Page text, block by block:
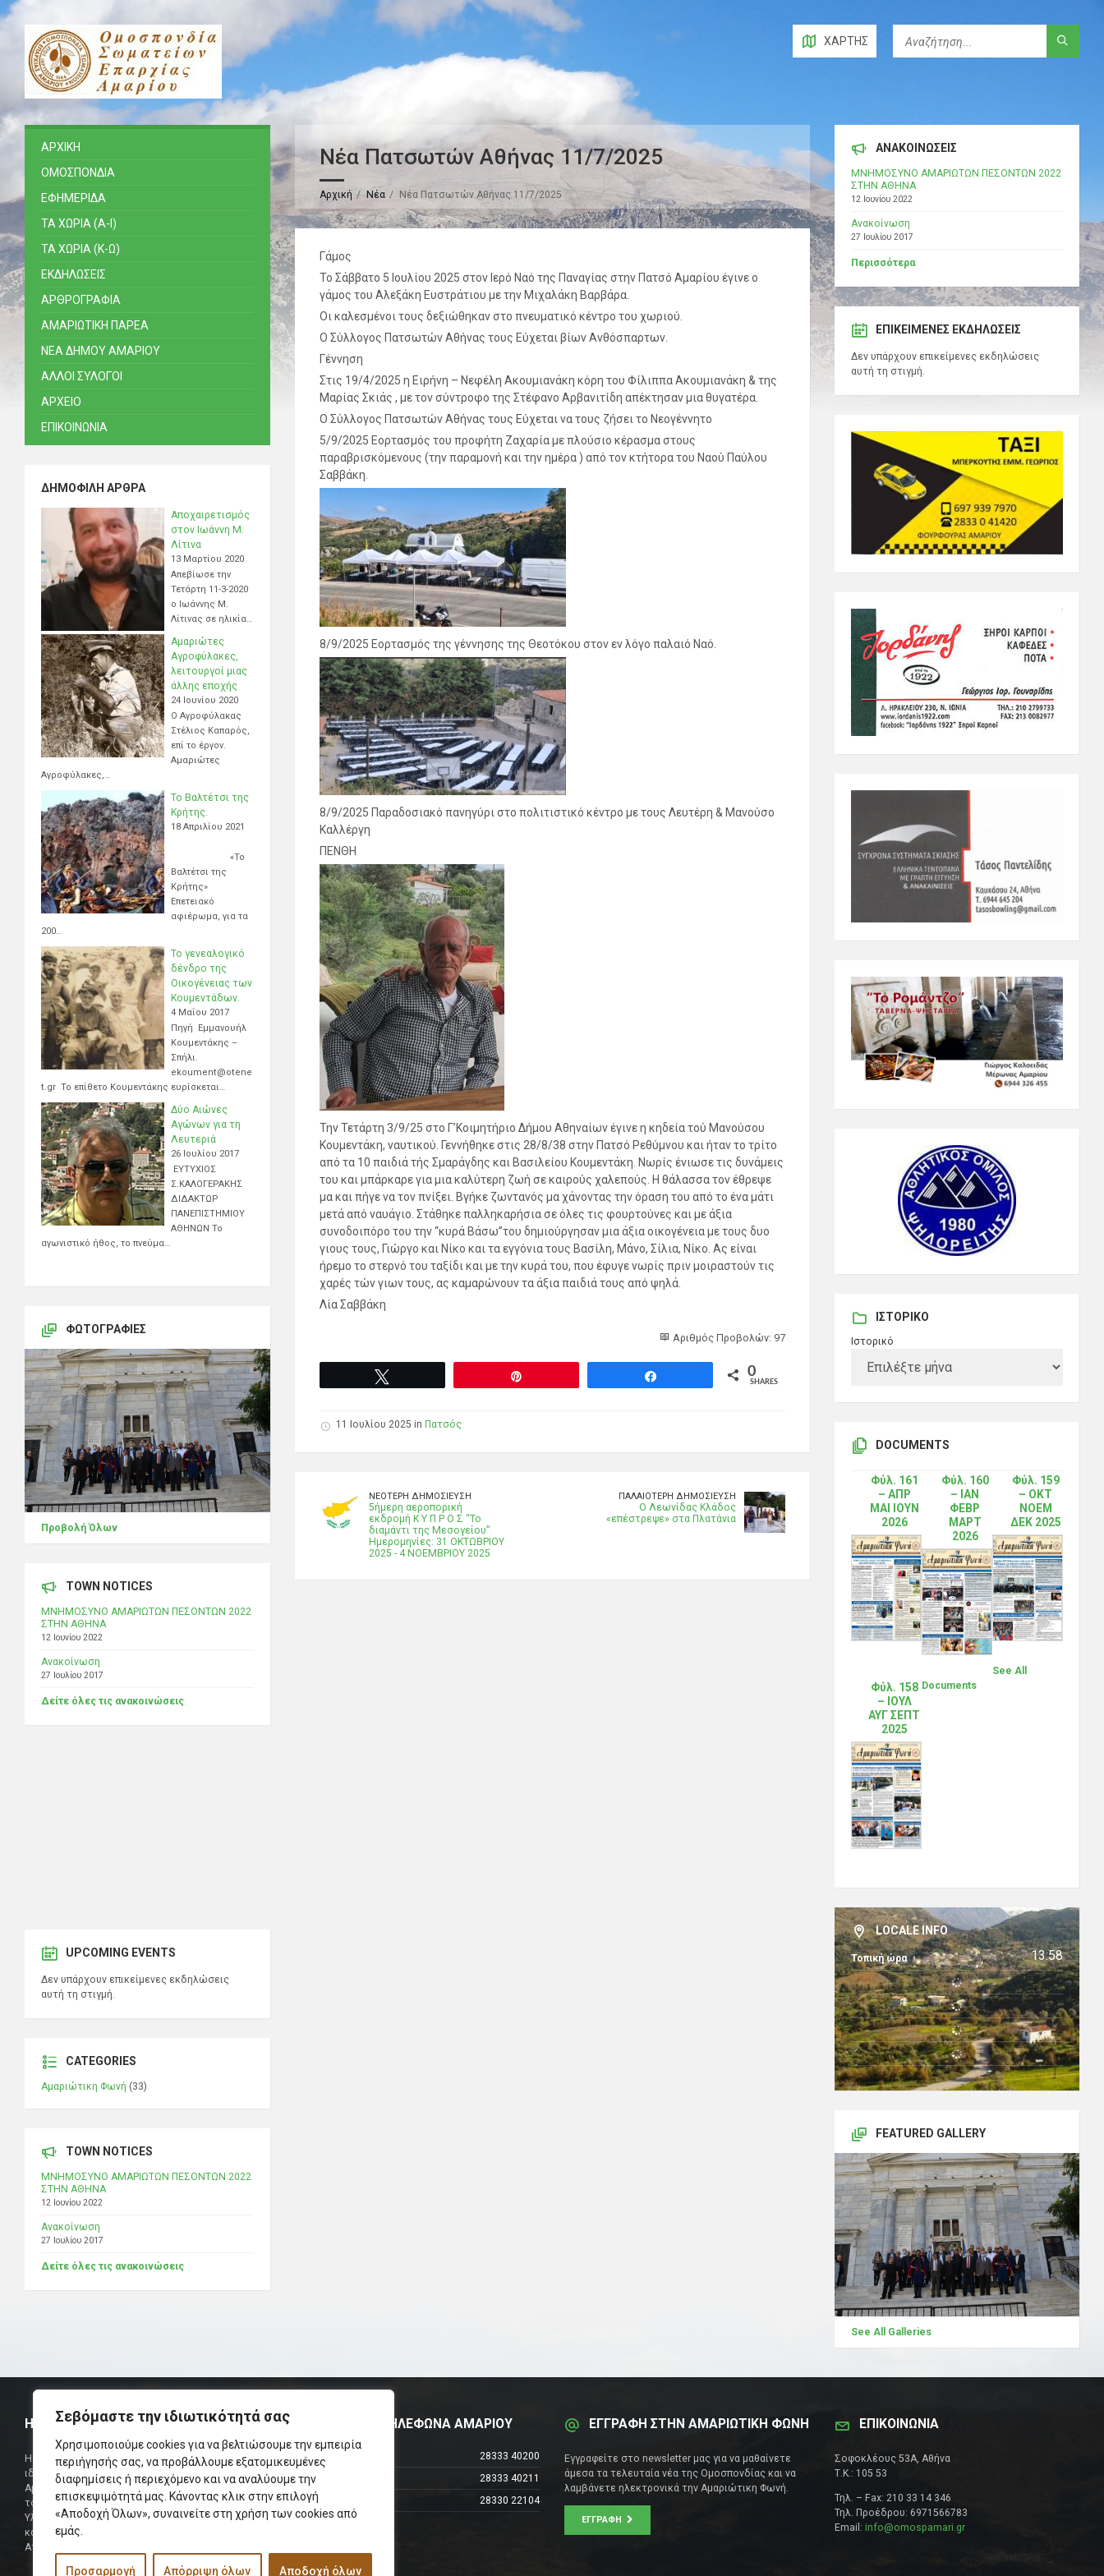
Σεβόμαστε την ιδιωτικότητά σας
Χρησιμοποιούμε cookies για να βελτιώσουμε την εμπειρία
περιήγησής σας, να προβάλλουμε εξατομικευμένες
διαφημίσεις ή περιεχόμενο και να αναλύουμε την
επισκεψιμότητά μας. Κάνοντας κλικ στην επιλογή
«Αποδοχή Όλων», συναινείτε στη χρήση των cookies από
εμάς.
Προσαρμογή Απόρριψη όλων Αποδοχή όλων
ΧΆΡΤΗΣ
Νέα Πατσωτών Αθήνας 11/7/2025
Αρχική Νέα Νέα Πατσωτών Αθήνας 11/7/2025
Γάμος
Το Σάββατο 5 Ιουλίου 2025 στον Ιερό Ναό της Παναγίας στην Πατσό Αμαρίου έγινε ο
γάμος του Αλεξάκη Ευστράτιου με την Μιχαλάκη Βαρβάρα.
Οι καλεσμένοι τους δεξιώθηκαν στο πνευματικό κέντρο του χωριού.
Ο Σύλλογος Πατσωτών Αθήνας τους Εύχεται βίων Ανθόσπαρτων.
Γέννηση
Στις 19/4/2025 η Ειρήνη – Νεφέλη Ακουμιανάκη κόρη του Φίλιππα Ακουμιανάκη & της
Μαρίας Σκιάς , με τον σύντροφο της Στέφανο Αρβανιτίδη απέκτησαν μια θυγατέρα.
Ο Σύλλογος Πατσωτών Αθήνας τους Εύχεται να τους ζήσει το Νεογέννητο
5/9/2025 Εορτασμός του προφήτη Ζαχαρία με πλούσιο κέρασμα στους
παραβρισκόμενους (την παραμονή και την ημέρα ) από τον κτήτορα του Ναού Παύλου
Σαββάκη.
8/9/2025 Εορτασμός της γέννησης της Θεοτόκου στον εν λόγο παλαιό Ναό.
8/9/2025 Παραδοσιακό πανηγύρι στο πολιτιστικό κέντρο με τους Λευτέρη & Μανούσο
Καλλέργη
ΠΕΝΘΗ
Την Τετάρτη 3/9/25 στο Γ’Κοιμητήριο Δήμου Αθηναίων έγινε η κηδεία τού Μανούσου
Κουμεντάκη, ναυτικού. Γεννήθηκε στις 28/8/38 στην Πατσό Ρεθύμνου και ήταν το τρίτο
από τα 10 παιδιά τής Σμαράγδης και Βασιλείου Κουμεντάκη. Νωρίς ένιωσε τις δυνάμεις
του και μπάρκαρε για μια καλύτερη ζωή σε καιρούς χαλεπούς. Η θάλασσα τον έθρεψε
μα και πήγε να τον πνίξει. Βγήκε ζωντανός μα χάνοντας την όραση του από το ένα μάτι
μετά από ναυάγιο. Στάθηκε παλληκαρήσια σε όλες τις φουρτούνες και με άξια
συνοδοιπόρο του την “κυρά Βάσω”του δημιούργησαν μια άξια οικογένεια με τους δυο
γιους τους, Γιώργο και Νίκο και τα εγγόνια τους Βασίλη, Μάνο, Σίλια, Νίκο. Ας είναι
ήρεμο το στερνό του ταξίδι και με την κυρά του, που έφυγε νωρίς πριν μοιραστούν τις
χαρές τών γιων τους, ας καμαρώνουν τα άξια παιδιά τους από ψηλά.
Λία Σαββάκη
Αριθμός Προβολών: 97
0
SHARES
11 Ιουλίου 2025 in Πατσός
ΝΕΌΤΕΡΗ ΔΗΜΟΣΊΕΥΣΗ
5ήμερη αεροπορική
εκδρομή Κ Υ Π Ρ Ο Σ “Το
διαμάντι της Μεσογείου”
Ημερομηνίες: 31 ΟΚΤΩΒΡΙΟΥ
2025 - 4 ΝΟΕΜΒΡΙΟΥ 2025
ΠΑΛΑΙΌΤΕΡΗ ΔΗΜΟΣΊΕΥΣΗ
Ο Λεωνίδας Κλάδος
«επέστρεψε» στα Πλατάνια
ΑΡΧΙΚΗ
ΟΜΟΣΠΟΝΔΙΑ
ΕΦΗΜΕΡΙΔΑ
ΤΑ ΧΩΡΙΑ (Α-Ι)
ΤΑ ΧΩΡΙΑ (Κ-Ω)
ΕΚΔΗΛΩΣΕΙΣ
ΑΡΘΡΟΓΡΑΦΙΑ
ΑΜΑΡΙΩΤΙΚΗ ΠΑΡΕΑ
ΝΕΑ ΔΗΜΟΥ ΑΜΑΡΙΟΥ
ΑΛΛΟΙ ΣΥΛΟΓΟΙ
ΑΡΧΕΙΟ
ΕΠΙΚΟΙΝΩΝΙΑ
ΔΗΜΟΦΙΛΉ ΆΡΘΡΑ
Αποχαιρετισμός
στον Ιωάννη Μ.
Λίτινα
13 Μαρτίου 2020
Απεβίωσε την
Τετάρτη 11-3-2020
ο Ιωάννης Μ.
Λίτινας σε ηλικία…
Αμαριώτες
Αγροφύλακες,
λειτουργοί μιας
άλλης εποχής
24 Ιουνίου 2020
Ο Αγροφύλακας
Στέλιος Καπαρός,
επί το έργον.
Αμαριώτες
Αγροφύλακες,…
Το Βαλτέτσι της
Κρήτης.
18 Απριλίου 2021
«Το
Βαλτέτσι της
Κρήτης»
Επετειακό
αφιέρωμα, για τα
200…
Το γενεαλογικό
δένδρο της
Οικογένειας των
Κουμεντάδων.
4 Μαΐου 2017
Πηγή Εμμανουήλ
Κουμεντάκης –
Σπήλι.
ekoument@otene
t.gr Το επίθετο Κουμεντάκης ευρίσκεται…
Δύο Αιώνες
Αγώνων για τη
Λευτεριά
26 Ιουλίου 2017
ΕΥΤΥΧΙΟΣ
Σ.ΚΑΛΟΓΕΡΑΚΗΣ
ΔΙΔΑΚΤΩΡ
ΠΑΝΕΠΙΣΤΗΜΙΟΥ
ΑΘΗΝΩΝ Το
αγωνιστικό ήθος, το πνεύμα…
ΦΩΤΟΓΡΑΦΊΕΣ
Προβολή Όλων
TOWN NOTICES
ΜΝΗΜΟΣΥΝΟ ΑΜΑΡΙΩΤΩΝ ΠΕΣΟΝΤΩΝ 2022
ΣΤΗΝ ΑΘΗΝΑ
12 Ιουνίου 2022
Ανακοίνωση
27 Ιουλίου 2017
Δείτε όλες τις ανακοινώσεις
UPCOMING EVENTS
Δεν υπάρχουν επικείμενες εκδηλώσεις
αυτή τη στιγμή.
CATEGORIES
Αμαριώτικη Φωνή (33)
TOWN NOTICES
ΜΝΗΜΟΣΥΝΟ ΑΜΑΡΙΩΤΩΝ ΠΕΣΟΝΤΩΝ 2022
ΣΤΗΝ ΑΘΗΝΑ
12 Ιουνίου 2022
Ανακοίνωση
27 Ιουλίου 2017
Δείτε όλες τις ανακοινώσεις
ΑΝΑΚΟΙΝΩΣΕΙΣ
ΜΝΗΜΟΣΥΝΟ ΑΜΑΡΙΩΤΩΝ ΠΕΣΟΝΤΩΝ 2022
ΣΤΗΝ ΑΘΗΝΑ
12 Ιουνίου 2022
Ανακοίνωση
27 Ιουλίου 2017
Περισσότερα
ΕΠΙΚΕΊΜΕΝΕΣ ΕΚΔΗΛΏΣΕΙΣ
Δεν υπάρχουν επικείμενες εκδηλώσεις
αυτή τη στιγμή.
ΙΣΤΟΡΙΚΌ
Ιστορικό
DOCUMENTS
Φύλ. 161
– ΑΠΡ
ΜΑΙ ΙΟΥΝ
2026
Φύλ. 160
– ΙΑΝ
ΦΕΒΡ
ΜΑΡΤ
2026
Φύλ. 159
– ΟΚΤ
ΝΟΕΜ
ΔΕΚ 2025
Φύλ. 158
– ΙΟΥΛ
ΑΥΓ ΣΕΠΤ
2025
See All
Documents
LOCALE INFO
Τοπική ώρα 13:58
FEATURED GALLERY
See All Galleries
Η ΟΜΟΣΠΟΝΔΙΑ
Η Ομοσπονδία Σωματείων Επαρχίας Αμαρίου
ιδρύθηκε και πήρε τη θέση της Ένωσης
Αμαριωτών, που λειτουργούσε από το 1966 μέχρι
το 1984.
Υλοποιήθηκε σε συνεργασία των μελών του Δ.Σ
και των Δ.Σ των Αμαριώτικων Σωματείων της
Αττικής.
ΧΡΗΣΙΜΑ ΤΗΛΕΦΩΝΑ ΑΜΑΡΙΟΥ
Τηλεφωνικό Κέντρο
28333 40200
Δήμαρχος
28333 40211
Φαξ
28330 22104
ΕΓΓΡΑΦΗ ΣΤΗΝ ΑΜΑΡΙΩΤΙΚΗ ΦΩΝΗ
Εγγραφείτε στο newsletter μας για να μαθαίνετε
άμεσα τα τελευταία νέα της Ομοσπονδίας και να
λαμβάνετε ηλεκτρονικά την Αμαριώτικη Φωνή.
ΕΓΓΡΑΦΉ
ΕΠΙΚΟΙΝΩΝΊΑ
Σοφοκλέους 53Α, Αθήνα
Τ.Κ.: 105 53
Τηλ. – Fax: 210 33 14 346
Τηλ. Προέδρου: 6971566783
Email: info@omospamari.gr